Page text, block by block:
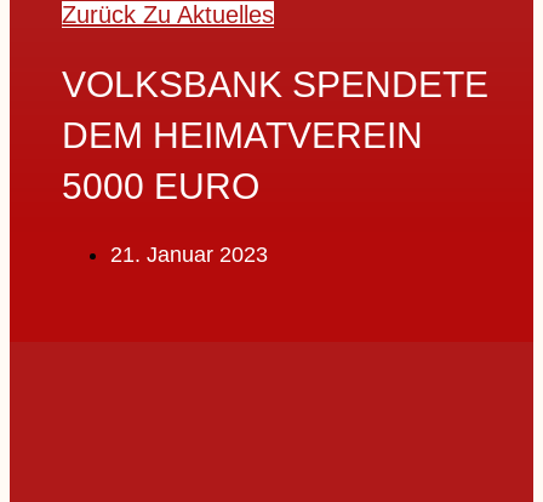
Zurück Zu Aktuelles
VOLKSBANK SPENDETE
DEM HEIMATVEREIN
5000 EURO
21. Januar 2023